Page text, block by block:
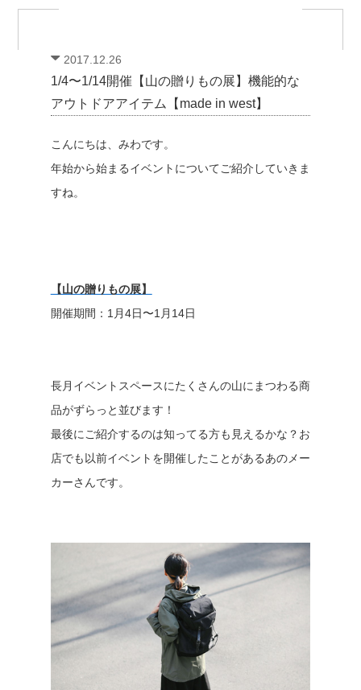
2017.12.26
1/4〜1/14開催【山の贈りもの展】機能的な
アウトドアアイテム【made in west】
こんにちは、みわです。
年始から始まるイベントについてご紹介していきま
すね。
【山の贈りもの展】
開催期間：1月4日〜1月14日
長月イベントスペースにたくさんの山にまつわる商
品がずらっと並びます！
最後にご紹介するのは知ってる方も見えるかな？お
店でも以前イベントを開催したことがあるあのメー
カーさんです。